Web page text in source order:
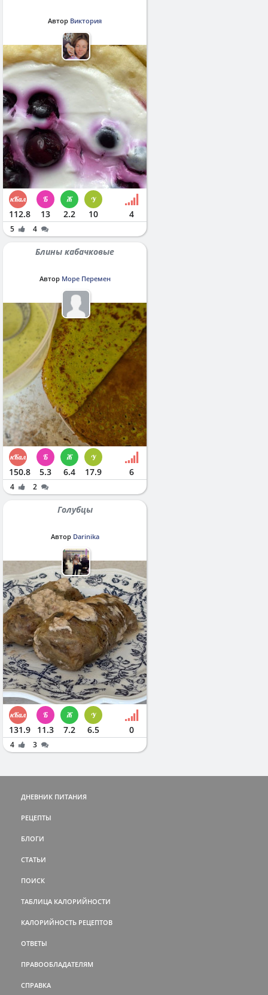
Автор Виктория
112.8 13 2.2 10 4
5 4
Блины кабачковые
Автор Море Перемен
150.8 5.3 6.4 17.9 6
4 2
Голубцы
Автор Darinika
131.9 11.3 7.2 6.5 0
4 3
ДНЕВНИК ПИТАНИЯ
РЕЦЕПТЫ
БЛОГИ
СТАТЬИ
ПОИСК
ТАБЛИЦА КАЛОРИЙНОСТИ
КАЛОРИЙНОСТЬ РЕЦЕПТОВ
ОТВЕТЫ
ПРАВООБЛАДАТЕЛЯМ
СПРАВКА